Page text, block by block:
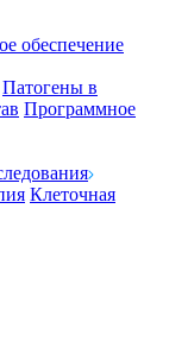
обеспечение
Патогены в
Программное
Клеточная